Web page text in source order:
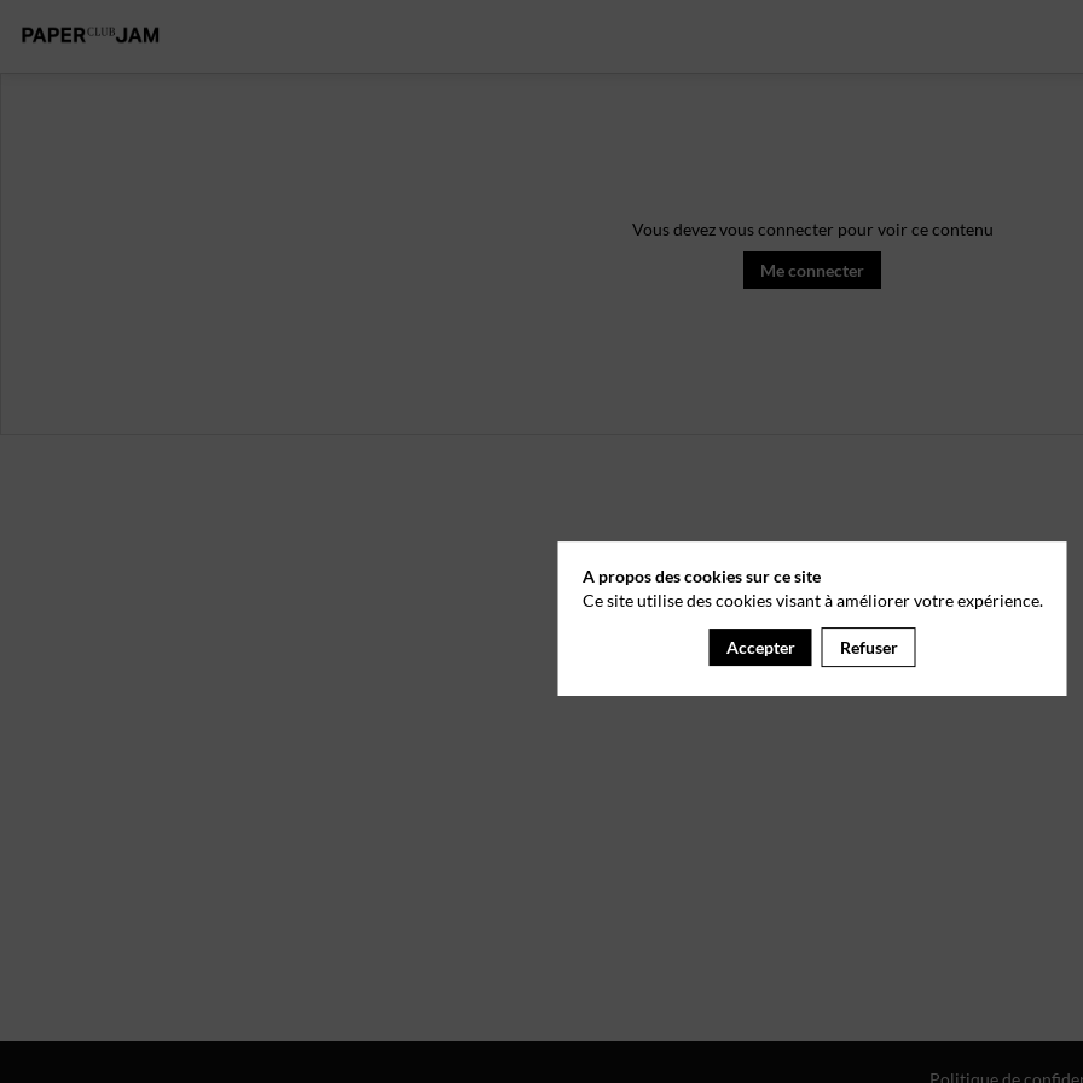
Vous devez vous connecter pour voir ce contenu
Me connecter
A propos des cookies sur ce site
Ce site utilise des cookies visant à améliorer votre expérience.
Accepter Refuser